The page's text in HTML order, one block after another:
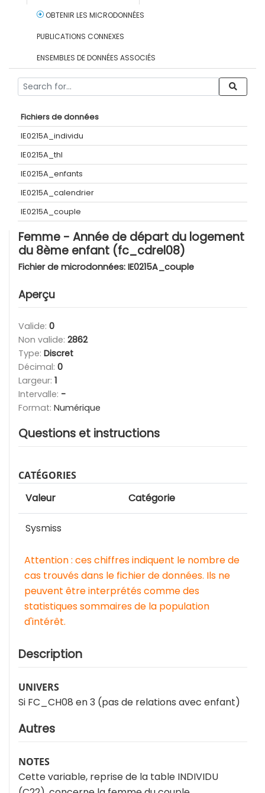
OBTENIR LES MICRODONNÉES
PUBLICATIONS CONNEXES
ENSEMBLES DE DONNÉES ASSOCIÉS
Fichiers de données
IE0215A_individu
IE0215A_thl
IE0215A_enfants
IE0215A_calendrier
IE0215A_couple
Femme - Année de départ du logement
du 8ème enfant (fc_cdrel08)
Fichier de microdonnées: IE0215A_couple
Aperçu
Valide: 0
Non valide: 2862
Type: Discret
Décimal: 0
Largeur: 1
Intervalle: -
Format: Numérique
Questions et instructions
CATÉGORIES
Valeur Catégorie
Sysmiss
Attention : ces chiffres indiquent le nombre de
cas trouvés dans le fichier de données. Ils ne
peuvent être interprétés comme des
statistiques sommaires de la population
d'intérêt.
Description
UNIVERS
Si FC_CH08 en 3 (pas de relations avec enfant)
Autres
NOTES
Cette variable, reprise de la table INDIVIDU